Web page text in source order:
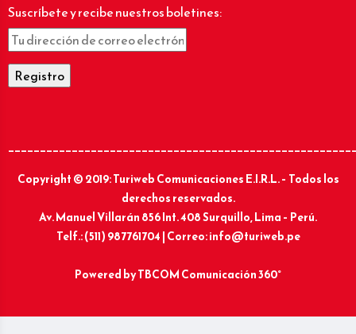
Suscríbete y recibe nuestros boletines:
Copyright © 2019: Turiweb Comunicaciones E.I.R.L. – Todos los
derechos reservados.
Av. Manuel Villarán 856 Int. 408 Surquillo, Lima – Perú.
Telf.: (511) 987761704 | Correo: info@turiweb.pe
Powered byTBCOM Comunicación 360°